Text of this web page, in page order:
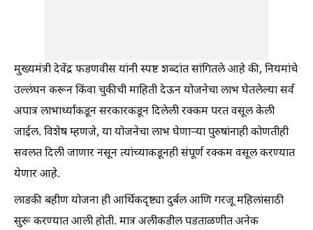
मुख्यमंत्री देवेंद्र फडणवीस यांनी स्पष्ट शब्दांत सांगितले आहे की, नियमांचे
उल्लंघन करून किंवा चुकीची माहिती देऊन योजनेचा लाभ घेतलेल्या सर्व
अपात्र लाभार्थ्यांकडून सरकारकडून दिलेली रक्कम परत वसूल केली
जाईल. विशेष म्हणजे, या योजनेचा लाभ घेणाऱ्या पुरुषांनाही कोणतीही
सवलत दिली जाणार नसून त्यांच्याकडूनही संपूर्ण रक्कम वसूल करण्यात
येणार आहे.
लाडकी बहीण योजना ही आर्थिकदृष्ट्या दुर्बल आणि गरजू महिलांसाठी
सुरू करण्यात आली होती. मात्र अलीकडील पडताळणीत अनेक